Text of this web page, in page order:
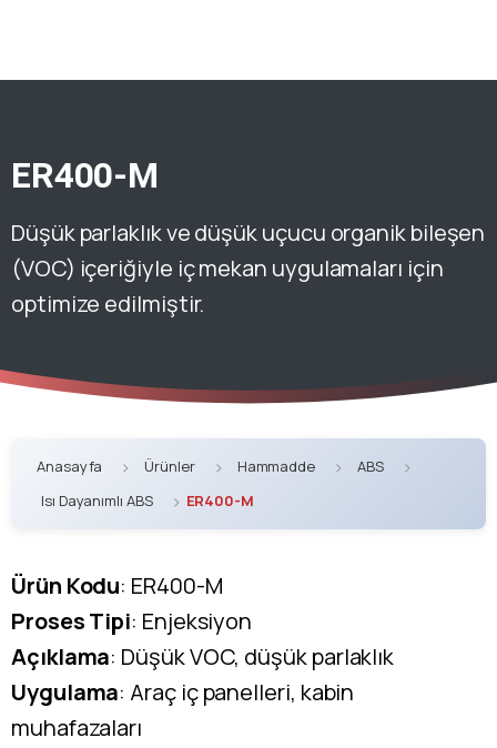
ER400-M
Düşük parlaklık ve düşük uçucu organik bileşen
(VOC) içeriğiyle iç mekan uygulamaları için
optimize edilmiştir.
Anasayfa Ürünler Hammadde
ABS
Isı Dayanımlı ABS
ER400-M
Ürün Kodu: ER400-M
Proses Tipi: Enjeksiyon
Açıklama: Düşük VOC, düşük parlaklık
Uygulama: Araç iç panelleri, kabin
muhafazaları